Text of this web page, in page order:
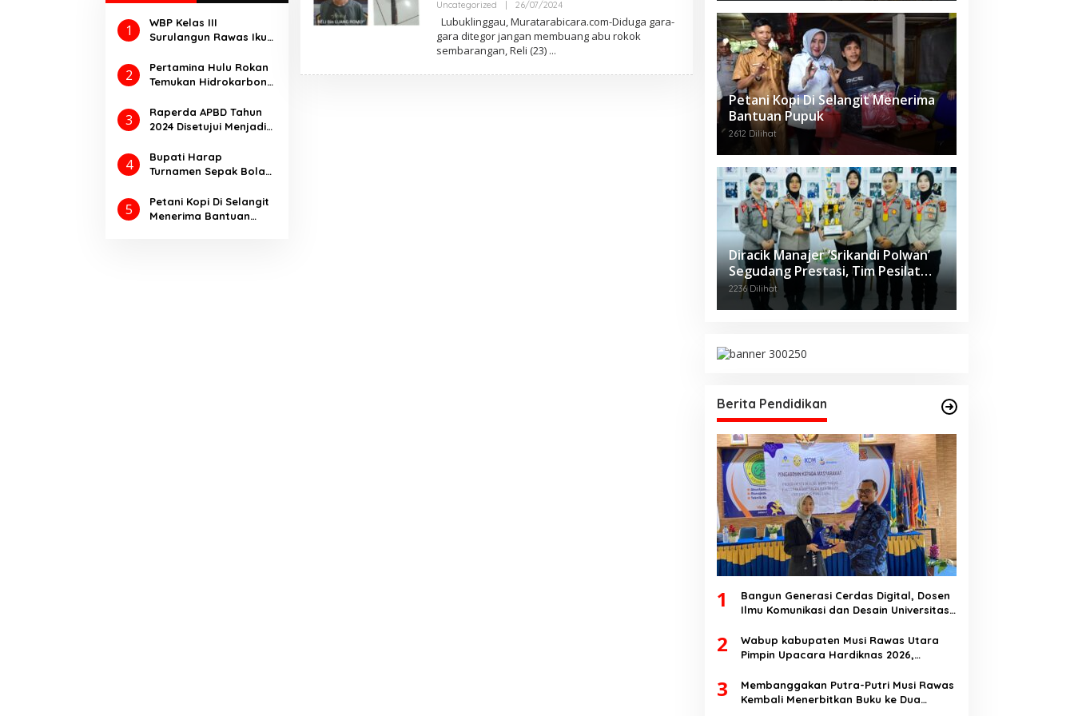
1
WBP Kelas III
Surulangun Rawas Ikuti
Dharma Bakti
Pemasyarakatan 2025.
2
Pertamina Hulu Rokan
Temukan Hidrokarbon
Sumur Eksplorasi
Anggrek Violet
3
Raperda APBD Tahun
2024 Disetujui Menjadi
Catatan
4
Bupati Harap
Turnamen Sepak Bola
Kompetisi
Meningkatkan Prestasi
5
Petani Kopi Di Selangit
Menerima Bantuan
Uncategorized 26/07/2024O
L
E
H
R
Lubuklinggau, Muratarabicara.com-Diduga gara-
gara ditegor jangan membuang abu rokok
sembarangan, Reli (23)
Petani Kopi Di Selangit Menerima
Bantuan Pupuk
2612 Dilihat
Diracik Manajer ‘Srikandi Polwan’
Segudang Prestasi, Tim Pesilat
Polda Sumsel Sukses Diajang
Kejurnas Menpora Cup II 2024
2236 Dilihat
Berita Pendidikan
1
Bangun Generasi Cerdas Digital, Dosen
Ilmu Komunikasi dan Desain Universitas
Disinformasi AI dan Hate Speech di SMK
Ikhlas Jawilan
2
Wabup kabupaten Musi Rawas Utara
Pimpin Upacara Hardiknas 2026,
berakhlak
3
Membanggakan Putra-Putri Musi Rawas
Kembali Menerbitkan Buku ke Dua